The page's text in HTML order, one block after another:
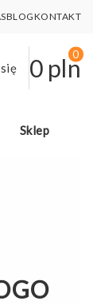
BLOGKONTAKT
0 pln
0
Sklep